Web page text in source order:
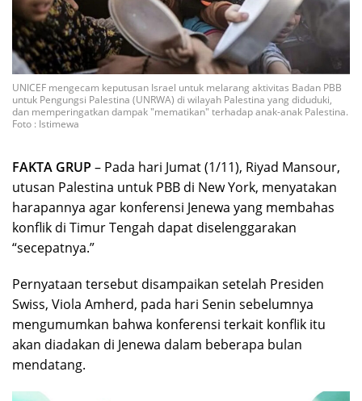
UNICEF mengecam keputusan Israel untuk melarang aktivitas Badan PBB
untuk Pengungsi Palestina (UNRWA) di wilayah Palestina yang diduduki,
dan memperingatkan dampak "mematikan" terhadap anak-anak Palestina.
Foto : Istimewa
FAKTA GRUP – Pada hari Jumat (1/11), Riyad Mansour,
utusan Palestina untuk PBB di New York, menyatakan
harapannya agar konferensi Jenewa yang membahas
konflik di Timur Tengah dapat diselenggarakan
“secepatnya.”
Pernyataan tersebut disampaikan setelah Presiden
Swiss, Viola Amherd, pada hari Senin sebelumnya
mengumumkan bahwa konferensi terkait konflik itu
akan diadakan di Jenewa dalam beberapa bulan
mendatang.